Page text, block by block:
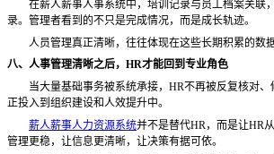
在薪人薪事人事系统中，培训记录与员工档案关联
录。管理者看到的不只是完成情况，而是成长轨迹。
人员管理真正清晰，往往体现在这些长期积累的数据
八、人事管理清晰之后， HR才能回到专业角色
当大量基础事务被系统承接， HR不再被反复核对
正投入到组织建设和人效提升中。
薪人薪事人力资源系统并不是替代HR，而是让HR
管理更稳，让信息更清晰，让决策有据可依。